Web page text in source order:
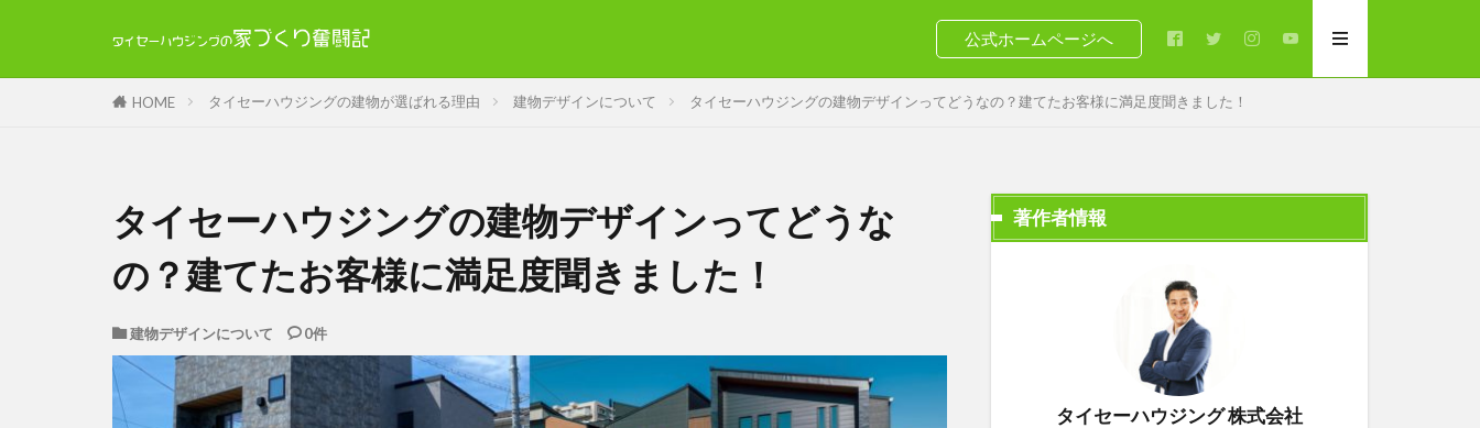
公式ホームページへ
HOME タイセーハウジングの建物が選ばれる理由 建物デザインについて タイセーハウジングの建物デザインってどうなの？建てたお客様に満足度聞きました！
タイセーハウジングの建物デザインってどうな
の？建てたお客様に満足度聞きました！
建物デザインについて 0件
著作者情報
タイセーハウジング 株式会社